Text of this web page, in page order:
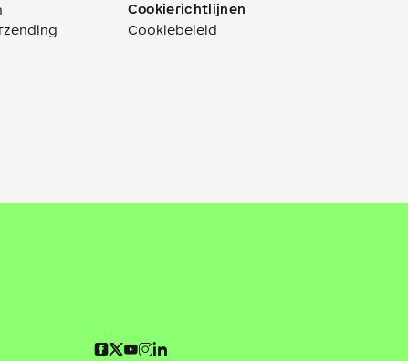
Cookierichtlijnen
Cookiebeleid